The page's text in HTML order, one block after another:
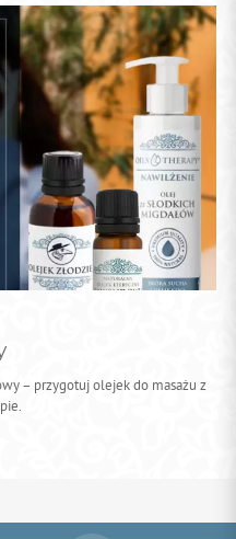
– przygotuj olejek do masażu z